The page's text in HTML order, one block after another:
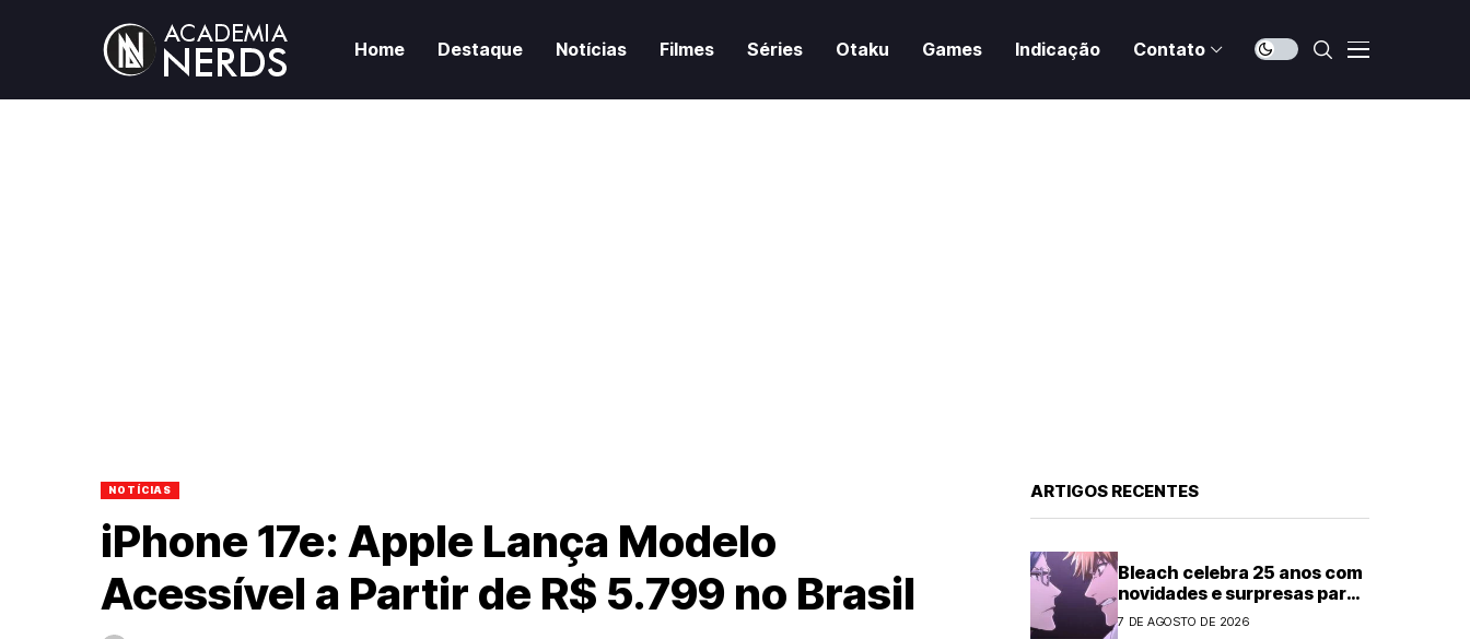
Home Destaque Notícias Filmes Séries Otaku Games Indicação Contato
NOTÍCIAS
iPhone 17e: Apple Lança Modelo
Acessível a Partir de R$ 5.799 no Brasil
ARTIGOS RECENTES
Bleach celebra 25 anos com
novidades e surpresas para
fãs
7 DE AGOSTO DE 2026